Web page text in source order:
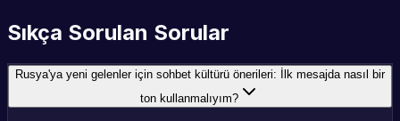
Sıkça Sorulan Sorular
Rusya'ya yeni gelenler için sohbet kültürü önerileri: İlk mesajda nasıl bir
ton kullanmalıyım?